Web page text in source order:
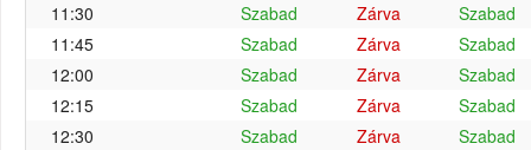
11:30
Szabad Zárva
Szabad
11:45
Szabad Zárva
Szabad
12:00
Szabad Zárva
Szabad
12:15
Szabad Zárva
Szabad
12:30
Szabad Zárva
Szabad